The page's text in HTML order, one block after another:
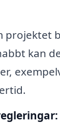
projektet
kan